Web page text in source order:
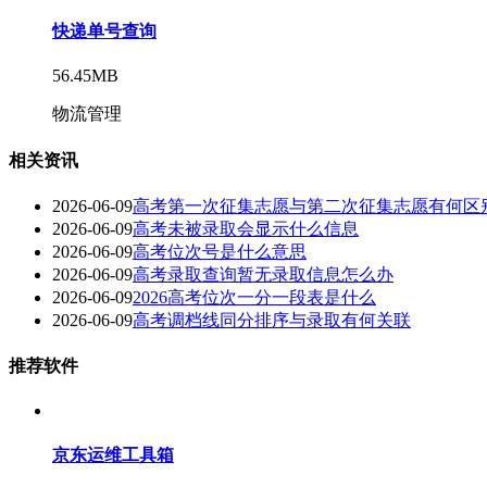
快递单号查询
56.45MB
物流管理
相关资讯
2026-06-09高考第一次征集志愿与第二次征集志愿有何区
2026-06-09高考未被录取会显示什么信息
2026-06-09高考位次号是什么意思
2026-06-09高考录取查询暂无录取信息怎么办
2026-06-092026高考位次一分一段表是什么
2026-06-09高考调档线同分排序与录取有何关联
推荐软件
京东运维工具箱